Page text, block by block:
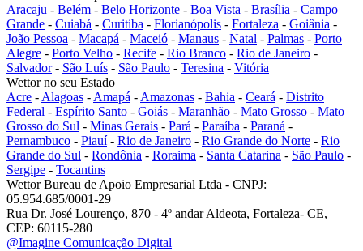
Aracaju - Belém - Belo Horizonte - Boa Vista - Brasília - Campo
Grande - Cuiabá - Curitiba - Florianópolis - Fortaleza - Goiânia -
João Pessoa - Macapá - Maceió - Manaus - Natal - Palmas - Porto
Alegre - Porto Velho - Recife - Rio Branco - Rio de Janeiro -
Salvador- São Luís - São Paulo - Teresina - Vitória
Wettor no seu Estado
Acre - Alagoas - Amapá - Amazonas - Bahia - Ceará - Distrito
Federal - Espírito Santo - Goiás - Maranhão - Mato Grosso - Mato
Grosso do Sul - Minas Gerais - Pará - Paraíba - Paraná -
Pernambuco - Piauí- Rio de Janeiro - Rio Grande do Norte - Rio
Grande do Sul - Rondônia - Roraima - Santa Catarina - São Paulo -
Sergipe - Tocantins
Wettor Bureau de Apoio Empresarial Ltda - CNPJ:
05.954.685/0001-29
Rua Dr. José Lourenço, 870 - 4º andar Aldeota, Fortaleza- CE,
CEP: 60115-280
@Imagine Comunicação Digital